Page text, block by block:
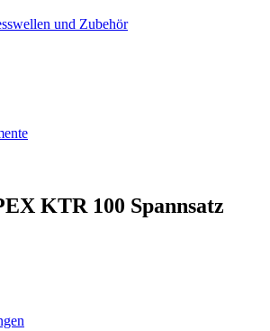
und Zubehör
KTR 100 Spannsatz